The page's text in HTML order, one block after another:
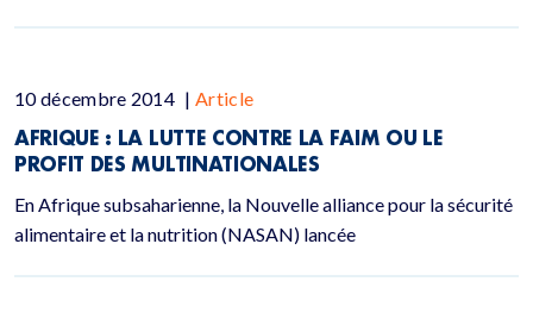
10 décembre 2014 | Article
AFRIQUE : LA LUTTE CONTRE LA FAIM OU LE
PROFIT DES MULTINATIONALES
En Afrique subsaharienne, la Nouvelle alliance pour la sécurité
alimentaire et la nutrition (NASAN) lancée